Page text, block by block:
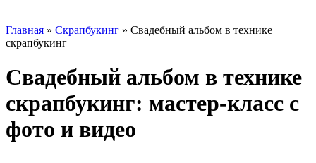
Главная » Скрапбукинг » Свадебный альбом в технике
скрапбукинг
Свадебный альбом в технике
скрапбукинг: мастер-класс с
фото и видео